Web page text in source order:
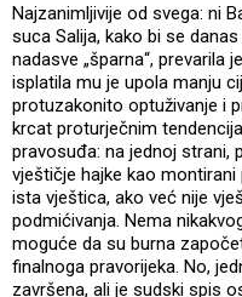
Najzanimljivije od svega: ni
suca Salija, kako bi se
nadasve „šparna“, prevarila
isplatila mu je upola manju
protuzakonito optuživanje i
krcat proturječnim
pravosuđa: na jednoj strani,
vještičje hajke kao
ista vještica, ako već nije
podmićivanja. Nema
moguće da su burna
finalnoga pravorijeka. No,
završena, ali je sudski spis